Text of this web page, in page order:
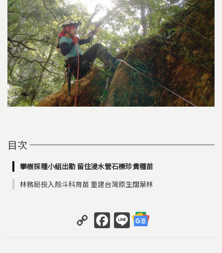
目次
攀樹採種小組出動 留住浸水營石櫟珍貴種苗
林務局投入殼斗科育苗 重建台灣原生闊葉林
C
o
F
a
Li
n